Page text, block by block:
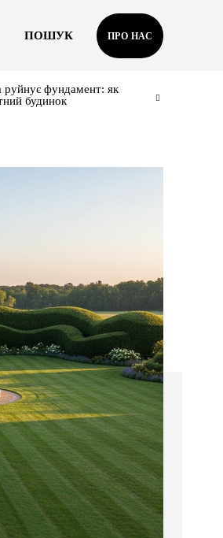
ПОШУК ПРО НАС
руйнує фундамент: як
будинок